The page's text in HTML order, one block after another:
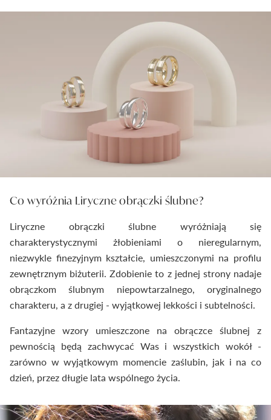
Co wyróżnia Liryczne obrączki ślubne⁠?
Liryczne obrączki ślubne wyróżniają się
charakterystycznymi żłobieniami o nieregularnym,
niezwykle finezyjnym kształcie, umieszczonymi na profilu
zewnętrznym biżuterii. Zdobienie to z jednej strony nadaje
obrączkom ślubnym niepowtarzalnego, oryginalnego
charakteru, a z drugiej - wyjątkowej lekkości i subtelności.
Fantazyjne wzory umieszczone na obrączce ślubnej z
pewnością będą zachwycać Was i wszystkich wokół -
zarówno w wyjątkowym momencie zaślubin, jak i na co
dzień, przez długie lata wspólnego życia.